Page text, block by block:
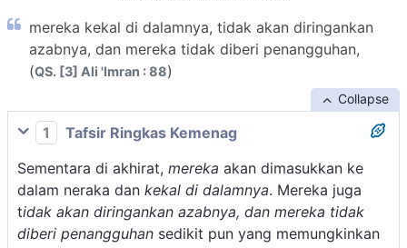
mereka kekal di dalamnya, tidak akan diringankan
azabnya, dan mereka tidak diberi penangguhan,
(QS. [3] Ali 'Imran : 88)
Collapse
1
Tafsir Ringkas Kemenag
Sementara di akhirat, mereka akan dimasukkan ke
dalam neraka dan kekal di dalamnya. Mereka juga
tidak akan diringankan azabnya, dan mereka tidak
diberi penangguhan sedikit pun yang memungkinkan